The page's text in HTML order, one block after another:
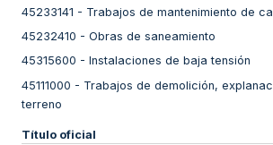
45233141 - Trabajos de mantenimiento de
45232410 - Obras de saneamiento
45315600 - Instalaciones de baja tensión
45111000 - Trabajos de demolición,
terreno
Título oficial